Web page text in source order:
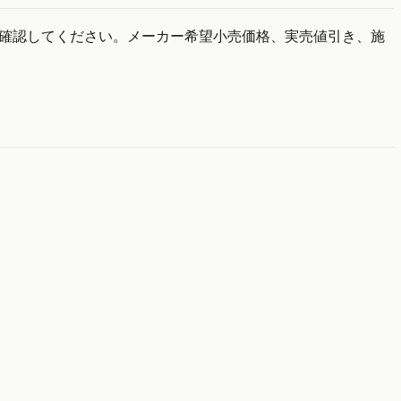
してください。メーカー希望小売価格、実売値引き、施